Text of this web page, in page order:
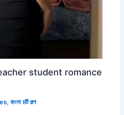
teacher student romance
,বাংলা চটি গল্প